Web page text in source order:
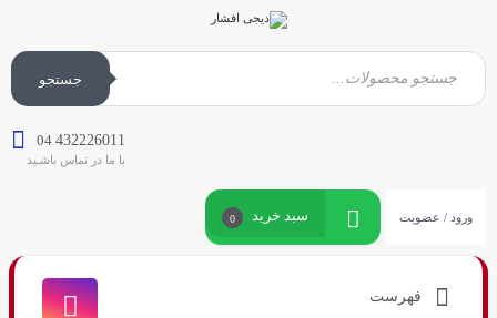
جستجو
432226011
04
با ما در تماس باشـید
ورود / عضویت سبد خرید 0
فهرست